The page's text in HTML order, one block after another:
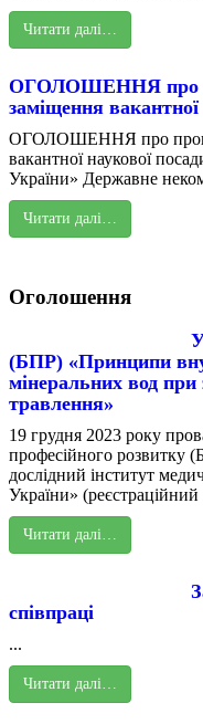
Читати далі…
ОГОЛОШЕННЯ про
заміщення вакантної
ОГОЛОШЕННЯ про
вакантної наукової
України» Державне
Читати далі…
Оголошення
(БПР) «Принципи
мінеральних вод
травлення»
19 грудня 2023 року
професійного розвитку
дослідний інститут
України»
Читати далі…
співпраці
...
Читати далі…